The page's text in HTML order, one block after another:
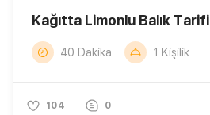
Kağıtta Limonlu Balık Tarifi
40 Dakika 1 Kişilik
104 0